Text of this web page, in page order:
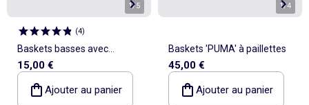
1/5
(4)
Baskets basses avec
semelle en corde
15,00 €
Ajouter au panier
1/4
Baskets 'PUMA' à paillettes
45,00 €
Ajouter au panier